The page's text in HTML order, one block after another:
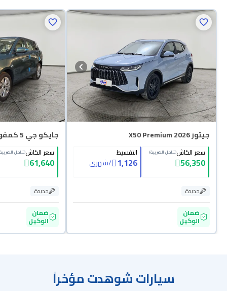
جيتور X50 Premium 2026
سعر الكاش(شامل الضريبة)
56,350
التقسيط
1,126
/شهري
جديدة
ضمان
الوكيل
جايكو جي 5 كمفورت 2027
سعر الكاش(شامل
61,640
جديدة
ضمان
الوكيل
سيارات شوهدت مؤخراً